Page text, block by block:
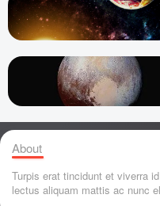
About
Turpis erat tincidunt et viverra
lectus aliquam mattis ac nunc